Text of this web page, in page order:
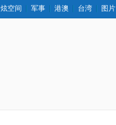
炫空间 军事 港澳 台湾 图片